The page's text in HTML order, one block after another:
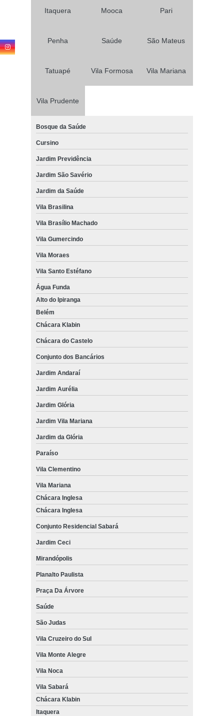
Itaquera Mooca Pari
Penha Saúde São Mateus
Tatuapé Vila Formosa Vila Mariana
Vila Prudente
Bosque da Saúde
Cursino
Jardim Previdência
Jardim São Savério
Jardim da Saúde
Vila Brasilina
Vila Brasílio Machado
Vila Gumercindo
Vila Moraes
Vila Santo Estéfano
Água Funda
Alto do Ipiranga
Belém
Chácara Klabin
Chácara do Castelo
Conjunto dos Bancários
Jardim Andaraí
Jardim Aurélia
Jardim Glória
Jardim Vila Mariana
Jardim da Glória
Paraíso
Vila Clementino
Vila Mariana
Chácara Inglesa
Chácara Inglesa
Conjunto Residencial Sabará
Jardim Ceci
Mirandópolis
Planalto Paulista
Praça Da Árvore
Saúde
São Judas
Vila Cruzeiro do Sul
Vila Monte Alegre
Vila Noca
Vila Sabará
Chácara Klabin
Itaquera